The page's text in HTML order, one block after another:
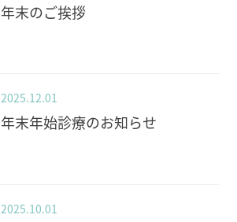
年末のご挨拶
2025.12.01
年末年始診療のお知らせ
2025.10.01